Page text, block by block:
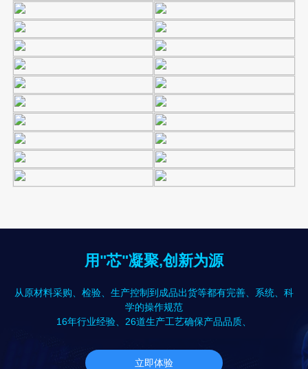
用"芯"凝聚,创新为源
从原材料采购、检验、生产控制到成品出货等都有完善、系统、科
学的操作规范
16年行业经验、26道生产工艺确保产品品质、
立即体验